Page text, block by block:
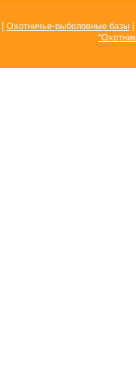
Охотничье-рыболовные базы